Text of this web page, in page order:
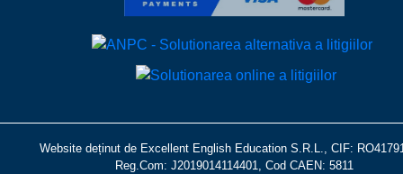
Website deținut de Excellent English Education S.R.L., CIF:
Reg.Com: J2019014114401, Cod CAEN: 5811